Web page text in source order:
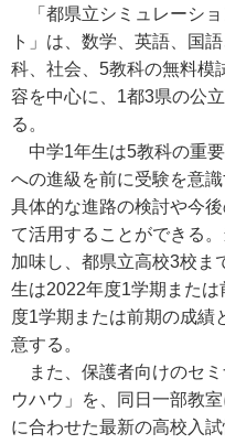
「都県立シミュレーショ
ト」は、数学、英語、国
科、社会、5教科の無料模
容を中心に、1都3県の公
る。
中学1年生は5教科の重
への進級を前に受験を意
具体的な進路の検討や今
て活用することができる
加味し、都県立高校3校ま
生は2022年度1学期また
度1学期または前期の成績
意する。
また、保護者向けのセミ
ウハウ」を、同日一部教
に合わせた最新の高校入